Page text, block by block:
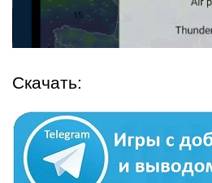
Скачать: